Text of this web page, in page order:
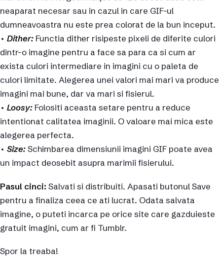
neaparat necesar sau in cazul in care GIF-ul
dumneavoastra nu este prea colorat de la bun inceput.
• Dither: Functia dither risipeste pixeli de diferite culori
dintr-o imagine pentru a face sa para ca si cum ar
exista culori intermediare in imagini cu o paleta de
culori limitate. Alegerea unei valori mai mari va produce
imagini mai bune, dar va mari si fisierul.
• Loosy: Folositi aceasta setare pentru a reduce
intentionat calitatea imaginii. O valoare mai mica este
alegerea perfecta.
• Size:Schimbarea dimensiunii imagini GIF poate avea
un impact deosebit asupra marimii fisierului.
Pasul cinci: Salvati si distribuiti. Apasati butonul Save
pentru a finaliza ceea ce ati lucrat. Odata salvata
imagine, o puteti incarca pe orice site care gazduieste
gratuit imagini, cum ar fi Tumblr.
Spor la treaba!